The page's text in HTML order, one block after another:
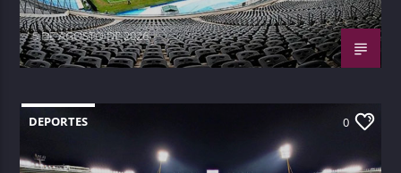
5 DE AGOSTO DE 2026
DEPORTES 0